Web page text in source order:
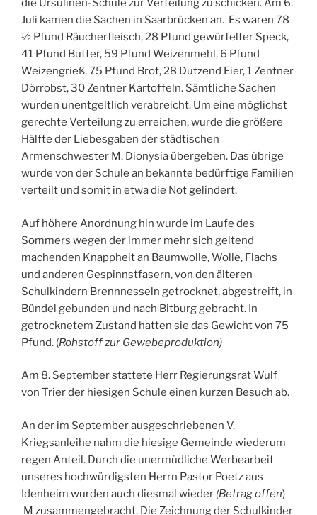
die Ursulinen-Schule zur Verteilung zu schicken. Am 6.
Juli kamen die Sachen in Saarbrücken an. Es waren 78
½ Pfund Räucherfleisch, 28 Pfund gewürfelter Speck,
41 Pfund Butter, 59 Pfund Weizenmehl, 6 Pfund
Weizengrieß, 75 Pfund Brot, 28 Dutzend Eier, 1 Zentner
Dörrobst, 30 Zentner Kartoffeln. Sämtliche Sachen
wurden unentgeltlich verabreicht. Um eine möglichst
gerechte Verteilung zu erreichen, wurde die größere
Hälfte der Liebesgaben der städtischen
Armenschwester M. Dionysia übergeben. Das übrige
wurde von der Schule an bekannte bedürftige Familien
verteilt und somit in etwa die Not gelindert.
Auf höhere Anordnung hin wurde im Laufe des
Sommers wegen der immer mehr sich geltend
machenden Knappheit an Baumwolle, Wolle, Flachs
und anderen Gespinnstfasern, von den älteren
Schulkindern Brennnesseln getrocknet, abgestreift, in
Bündel gebunden und nach Bitburg gebracht. In
getrocknetem Zustand hatten sie das Gewicht von 75
Pfund. (Rohstoff zur Gewebeproduktion)
Am 8. September stattete Herr Regierungsrat Wulf
von Trier der hiesigen Schule einen kurzen Besuch ab.
An der im September ausgeschriebenen V.
Kriegsanleihe nahm die hiesige Gemeinde wiederum
regen Anteil. Durch die unermüdliche Werbearbeit
unseres hochwürdigsten Herrn Pastor Poetz aus
Idenheim wurden auch diesmal wieder (Betrag offen)
M zusammengebracht. Die Zeichnung der Schulkinder